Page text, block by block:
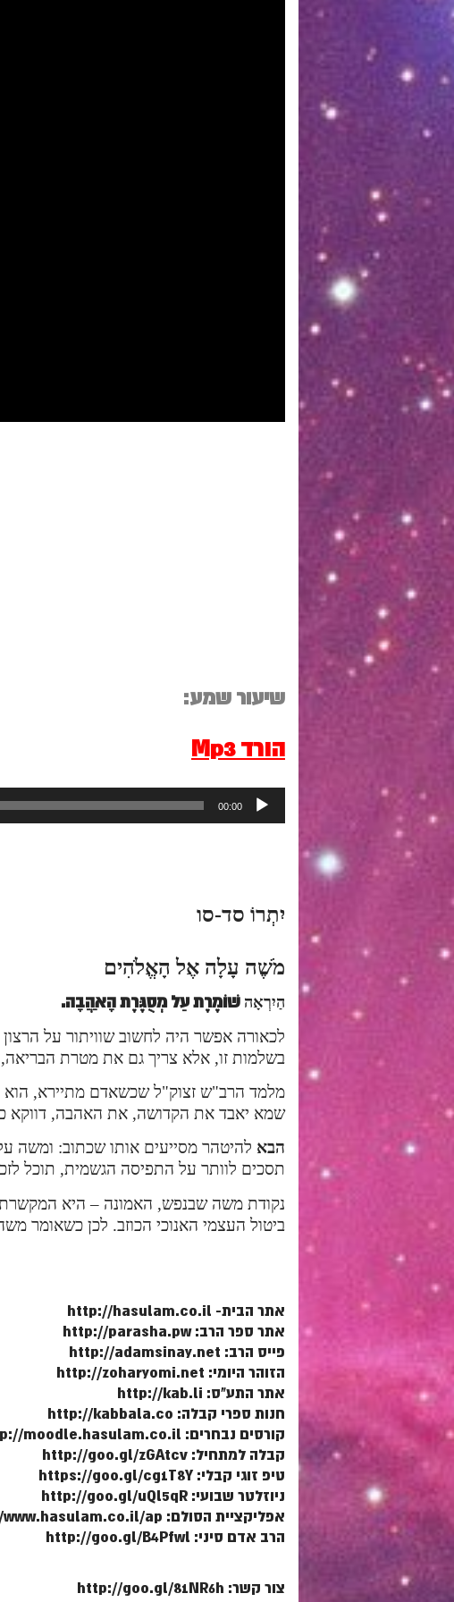
שיעור שמע:
הורד Mp3
אודיו
00:00
יִתְרוֹ סד-סו
מֹשֶׁה עָלָה אֶל הָאֱלֹהִים
הַיִרְאָה שׁוֹמֶרֶת עַל מְסֻגֶּרֶת הָאַהֲבָה.
לכאורה אפשר היה לחשוב שוויתור על
בשלמות זו, אלא צריך גם את מטרת
מלמד הרב"ש זצוק"ל שכשאדם מתיירא, הוא
שמא יאבד את הקדושה, את האהבה, דווקא
הבא להיטהר מסייעים אותו שכתוב:
תסכים לוותר על התפיסה הגשמית, תוכל
נקודת משה שבנפש, האמונה – היא המקשרת
ביטול העצמי האנוכי הכוזב. לכן כשאומר
אתר הבית- http://hasulam.co.il
אתר ספר הרב: http://parasha.pw
פייס הרב: http://adamsinay.net
הזוהר היומי: http://zoharyomi.net
אתר התע"ס: http://kab.li
חנות ספרי קבלה: http://kabbala.co
קורסים נבחרים: http://moodle.hasulam.co.il
קבלה למתחיל: http://goo.gl/zGAtcv
טיפ זוגי קבלי: https://goo.gl/cg1T8Y
ניוזלטר שבועי: http://goo.gl/uQl5qR
אפליקציית הסולם: http://www.hasulam.co.il/ap
הרב אדם סיני: http://goo.gl/B4Pfwl
צור קשר: http://goo.gl/81NR6h